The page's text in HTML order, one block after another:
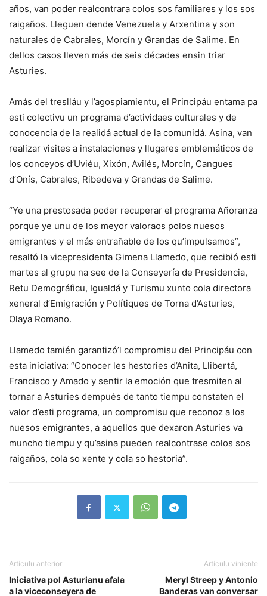
años, van poder realcontrara colos sos familiares y los sos
raigaños. Lleguen dende Venezuela y Arxentina y son
naturales de Cabrales, Morcín y Grandas de Salime. En
dellos casos lleven más de seis décades ensin triar
Asturies.
Amás del treslláu y l’agospiamientu, el Principáu entama pa
esti colectivu un programa d’actividaes culturales y de
conocencia de la realidá actual de la comunidá. Asina, van
realizar visites a instalaciones y llugares emblemáticos de
los conceyos d’Uviéu, Xixón, Avilés, Morcín, Cangues
d’Onís, Cabrales, Ribedeva y Grandas de Salime.
“Ye una prestosada poder recuperar el programa Añoranza
porque ye unu de los meyor valoraos polos nuesos
emigrantes y el más entrañable de los qu’impulsamos”,
resaltó la vicepresidenta Gimena Llamedo, que recibió esti
martes al grupu na see de la Conseyería de Presidencia,
Retu Demográficu, Igualdá y Turismu xunto cola directora
xeneral d’Emigración y Polítiques de Torna d’Asturies,
Olaya Romano.
Llamedo tamién garantizó’l compromisu del Principáu con
esta iniciativa: “Conocer les hestories d’Anita, Llibertá,
Francisco y Amado y sentir la emoción que tresmiten al
tornar a Asturies dempués de tanto tiempu constaten el
valor d’esti programa, un compromisu que reconoz a los
nuesos emigrantes, a aquellos que dexaron Asturies va
muncho tiempu y qu’asina pueden realcontrase colos sos
raigaños, cola so xente y cola so hestoria”.
Artículu anterior
Iniciativa pol Asturianu afala
a la viceconseyera de
Artículu viniente
Meryl Streep y Antonio
Banderas van conversar